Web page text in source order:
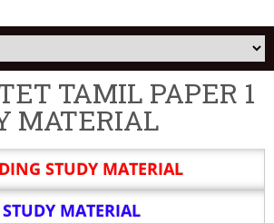
TAMIL PAPER 1
MATERIAL
STUDY MATERIAL
MATERIAL